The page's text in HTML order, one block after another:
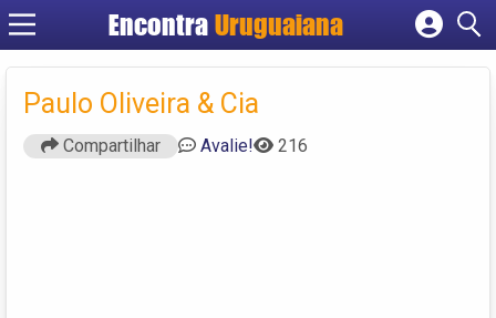
Encontra Uruguaiana
Cadastrar empresa
Criar conta
Paulo Oliveira & Cia
Compartilhar Avalie! 216